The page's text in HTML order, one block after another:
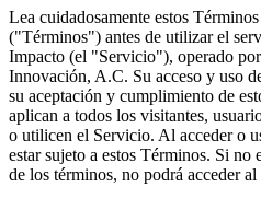
Lea cuidadosamente estos
("Términos") antes de utilizar el
Impacto (el "Servicio"), operado
Innovación, A.C. Su acceso y uso
su aceptación y cumplimiento de
aplican a todos los visitantes,
o utilicen el Servicio. Al acceder o
estar sujeto a estos Términos. Si no
de los términos, no podrá acceder